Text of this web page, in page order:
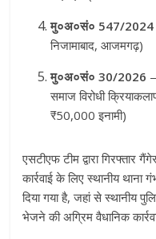
मु०अ०सं० 547/2024
निजामाबाद, आजमगढ़)
मु०अ०सं० 30/2026
समाज विरोधी
₹50,000 इनामी)
एसटीएफ टीम द्वारा गिरफ्तार
कार्रवाई के लिए स्थानीय
दिया गया है, जहां से स्थानीय
भेजने की अग्रिम वैधानिक